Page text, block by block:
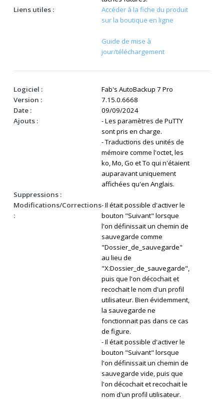
Liens utiles :
Accéder à la fiche du produit
sur la boutique en ligne
Guide de mise à
jour/téléchargement
Logiciel :
Fab's AutoBackup 7 Pro
Version :
7.15.0.6668
Date :
09/09/2024
Ajouts :
- Les paramètres de PuTTY
sont pris en charge.
- Traductions des unités de
mémoire comme l'octet, les
ko, Mo, Go et To qui n'étaient
auparavant uniquement
affichées qu'en Anglais.
Suppressions :
Modifications/Corrections
:
- Il était possible d'activer le
bouton "Suivant" lorsque
l'on définissait un chemin de
sauvegarde comme
"Dossier_de_sauvegarde"
au lieu de
"X:Dossier_de_sauvegarde",
puis que l'on décochait et
recochait le nom d'un profil
utilisateur. Bien évidemment,
la sauvegarde ne
fonctionnait pas dans ce cas
de figure.
- Il était possible d'activer le
bouton "Suivant" lorsque
l'on définissait un chemin de
sauvegarde vide, puis que
l'on décochait et recochait le
nom d'un profil utilisateur.